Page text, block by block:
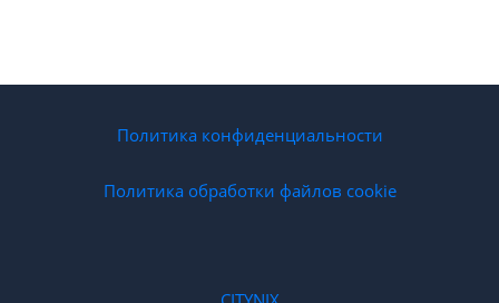
Политика конфиденциальности
Политика обработки файлов cookie